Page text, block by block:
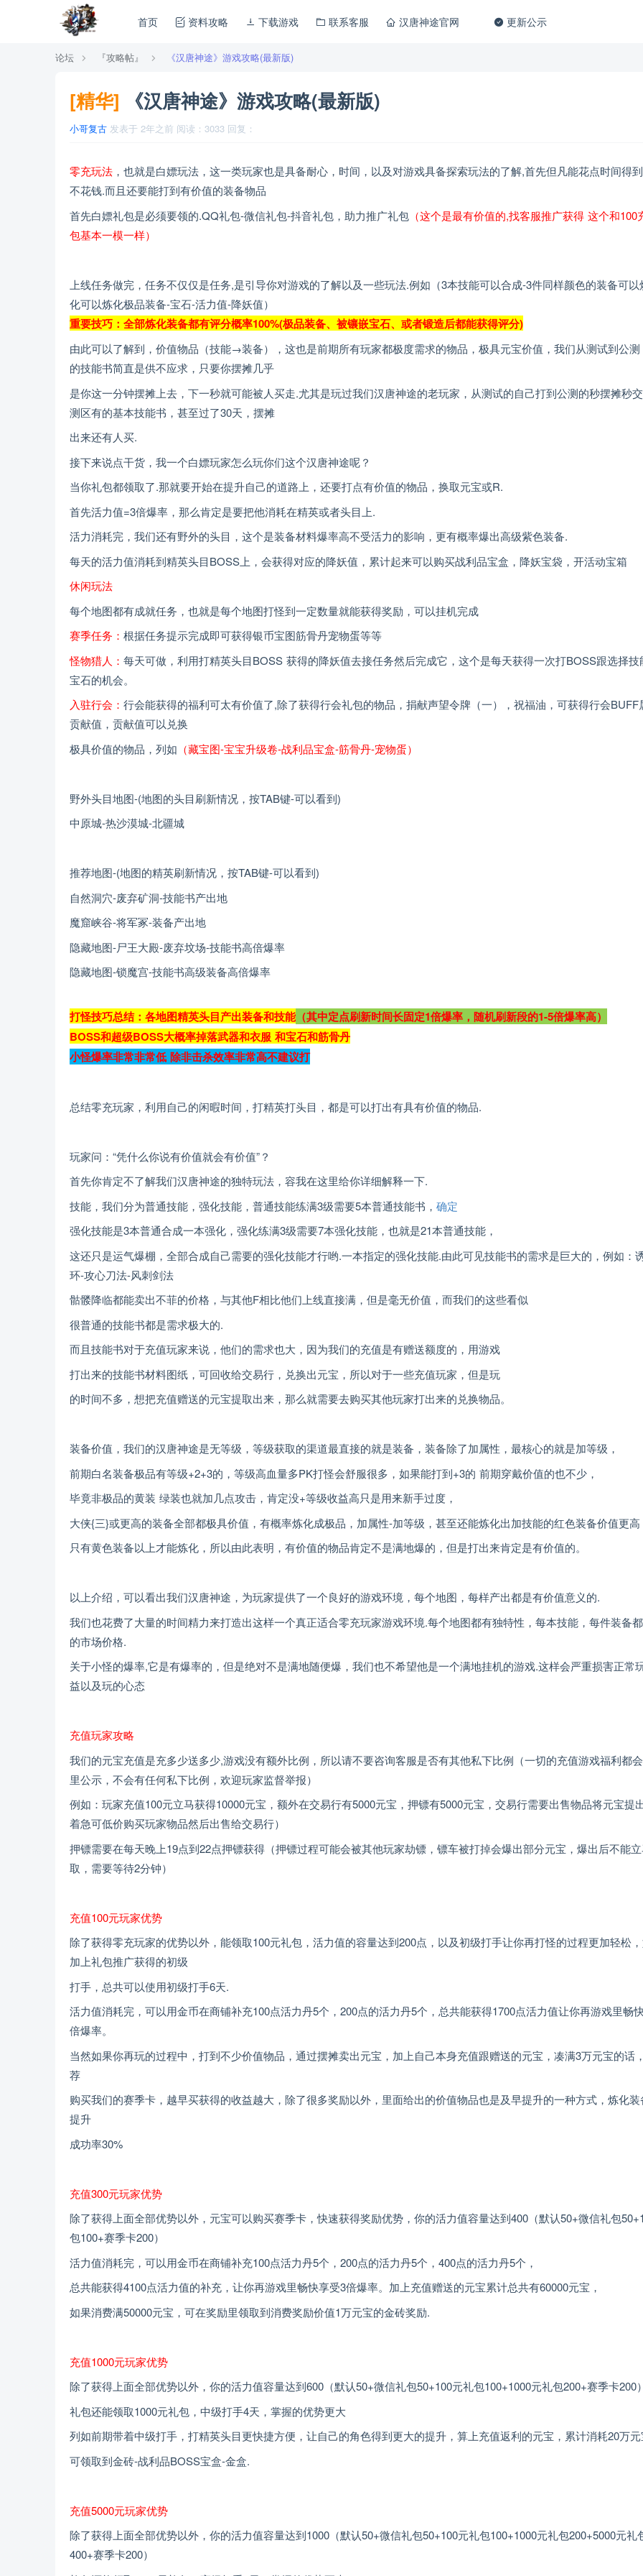
首页 资料攻略 下载游戏 联系客服 汉唐神途官网 更新公示
论坛 『攻略帖』 《汉唐神途》游戏攻略(最新版)
[精华] 《汉唐神途》游戏攻略(最新版)
小哥复古 发表于 2年之前 阅读： 3033 回复：
零充玩法 ，也就是白嫖玩法，这一类玩家也是具备耐心，时间，以及对游戏具备探索玩法的了解,首先但凡能花点时间得
不花钱.而且还要能打到有价值的装备物品
首先白嫖礼包是必须要领的.QQ礼包-微信礼包-抖音礼包，助力推广礼包 （这个是最有价值的,找客服推广获得 这个和100
包基本一模一样）
上线任务做完，任务不仅仅是任务,是引导你对游戏的了解以及一些玩法.例如（3本技能可以合成-3件同样颜色的装备可以
化可以炼化极品装备-宝石-活力值-降妖值）
重要技巧：全部炼化装备都有评分概率100%(极品装备、被镶嵌宝石、或者锻造后都能获得评分)
由此可以了解到，价值物品（技能→装备），这也是前期所有玩家都极度需求的物品，极具元宝价值，我们从测试到公
的技能书简直是供不应求，只要你摆摊几乎
是你这一分钟摆摊上去，下一秒就可能被人买走.尤其是玩过我们汉唐神途的老玩家，从测试的自己打到公测的秒摆摊秒
测区有的基本技能书，甚至过了30天，摆摊
出来还有人买.
接下来说点干货，我一个白嫖玩家怎么玩你们这个汉唐神途呢？
当你礼包都领取了.那就要开始在提升自己的道路上，还要打点有价值的物品，换取元宝或R.
首先活力值=3倍爆率，那么肯定是要把他消耗在精英或者头目上.
活力消耗完，我们还有野外的头目，这个是装备材料爆率高不受活力的影响，更有概率爆出高级紫色装备.
每天的活力值消耗到精英头目BOSS上，会获得对应的降妖值，累计起来可以购买战利品宝盒，降妖宝袋，开活动宝箱
休闲玩法
每个地图都有成就任务，也就是每个地图打怪到一定数量就能获得奖励，可以挂机完成
赛季任务： 根据任务提示完成即可获得银币宝图筋骨丹宠物蛋等等
怪物猎人： 每天可做，利用打精英头目BOSS 获得的降妖值去接任务然后完成它，这个是每天获得一次打BOSS跟选择技
宝石的机会。
入驻行会： 行会能获得的福利可太有价值了,除了获得行会礼包的物品，捐献声望令牌（一），祝福油，可获得行会BUFF
贡献值，贡献值可以兑换
极具价值的物品，列如 （藏宝图-宝宝升级卷-战利品宝盒-筋骨丹-宠物蛋）
野外头目地图-(地图的头目刷新情况，按TAB键-可以看到)
中原城-热沙漠城-北疆城
推荐地图-(地图的精英刷新情况，按TAB键-可以看到)
自然洞穴-废弃矿洞-技能书产出地
魔窟峡谷-将军冢-装备产出地
隐藏地图-尸王大殿-废弃坟场-技能书高倍爆率
隐藏地图-锁魔宫-技能书高级装备高倍爆率
打怪技巧总结：各地图精英头目产出装备和技能 （其中定点刷新时间长固定1倍爆率，随机刷新段的1-5倍爆率高）
BOSS和超级BOSS大概率掉落武器和衣服 和宝石和筋骨丹
小怪爆率非常非常低 除非击杀效率非常高不建议打
总结零充玩家，利用自己的闲暇时间，打精英打头目，都是可以打出有具有价值的物品.
玩家问：“凭什么你说有价值就会有价值”？
首先你肯定不了解我们汉唐神途的独特玩法，容我在这里给你详细解释一下.
技能，我们分为普通技能，强化技能，普通技能练满3级需要5本普通技能书， 确定
强化技能是3本普通合成一本强化，强化练满3级需要7本强化技能，也就是21本普通技能，
这还只是运气爆棚，全部合成自己需要的强化技能才行哟.一本指定的强化技能.由此可见技能书的需求是巨大的，例如：
环-攻心刀法-风刺剑法
骷髅降临都能卖出不菲的价格，与其他F相比他们上线直接满，但是毫无价值，而我们的这些看似
很普通的技能书都是需求极大的.
而且技能书对于充值玩家来说，他们的需求也大，因为我们的充值是有赠送额度的，用游戏
打出来的技能书材料图纸，可回收给交易行，兑换出元宝，所以对于一些充值玩家，但是玩
的时间不多，想把充值赠送的元宝提取出来，那么就需要去购买其他玩家打出来的兑换物品。
装备价值，我们的汉唐神途是无等级，等级获取的渠道最直接的就是装备，装备除了加属性，最核心的就是加等级，
前期白名装备极品有等级+2+3的，等级高血量多PK打怪会舒服很多，如果能打到+3的 前期穿戴价值的也不少，
毕竟非极品的黄装 绿装也就加几点攻击，肯定没+等级收益高只是用来新手过度，
大侠{三}或更高的装备全部都极具价值，有概率炼化成极品，加属性-加等级，甚至还能炼化出加技能的红色装备价值更高
只有黄色装备以上才能炼化，所以由此表明，有价值的物品肯定不是满地爆的，但是打出来肯定是有价值的。
以上介绍，可以看出我们汉唐神途，为玩家提供了一个良好的游戏环境，每个地图，每样产出都是有价值意义的.
我们也花费了大量的时间精力来打造出这样一个真正适合零充玩家游戏环境.每个地图都有独特性，每本技能，每件装备
的市场价格.
关于小怪的爆率,它是有爆率的，但是绝对不是满地随便爆，我们也不希望他是一个满地挂机的游戏.这样会严重损害正常
益以及玩的心态
充值玩家攻略
我们的元宝充值是充多少送多少,游戏没有额外比例，所以请不要咨询客服是否有其他私下比例（一切的充值游戏福利都
里公示，不会有任何私下比例，欢迎玩家监督举报）
例如：玩家充值100元立马获得10000元宝，额外在交易行有5000元宝，押镖有5000元宝，交易行需要出售物品将元宝提
着急可低价购买玩家物品然后出售给交易行）
押镖需要在每天晚上19点到22点押镖获得（押镖过程可能会被其他玩家劫镖，镖车被打掉会爆出部分元宝，爆出后不能
取，需要等待2分钟）
充值100元玩家优势
除了获得零充玩家的优势以外，能领取100元礼包，活力值的容量达到200点，以及初级打手让你再打怪的过程更加轻松
加上礼包推广获得的初级
打手，总共可以使用初级打手6天.
活力值消耗完，可以用金币在商铺补充100点活力丹5个，200点的活力丹5个，总共能获得1700点活力值让你再游戏里畅
倍爆率。
当然如果你再玩的过程中，打到不少价值物品，通过摆摊卖出元宝，加上自己本身充值跟赠送的元宝，凑满3万元宝的话
荐
购买我们的赛季卡，越早买获得的收益越大，除了很多奖励以外，里面给出的价值物品也是及早提升的一种方式，炼化
提升
成功率30%
充值300元玩家优势
除了获得上面全部优势以外，元宝可以购买赛季卡，快速获得奖励优势，你的活力值容量达到400（默认50+微信礼包
包100+赛季卡200）
活力值消耗完，可以用金币在商铺补充100点活力丹5个，200点的活力丹5个，400点的活力丹5个，
总共能获得4100点活力值的补充，让你再游戏里畅快享受3倍爆率。加上充值赠送的元宝累计总共有60000元宝，
如果消费满50000元宝，可在奖励里领取到消费奖励价值1万元宝的金砖奖励.
充值1000元玩家优势
除了获得上面全部优势以外，你的活力值容量达到600（默认50+微信礼包50+100元礼包100+1000元礼包200+赛季卡200
礼包还能领取1000元礼包，中级打手4天，掌握的优势更大
列如前期带着中级打手，打精英头目更快捷方便，让自己的角色得到更大的提升，算上充值返利的元宝，累计消耗20万
可领取到金砖-战利品BOSS宝盒-金盒.
充值5000元玩家优势
除了获得上面全部优势以外，你的活力值容量达到1000（默认50+微信礼包50+100元礼包100+1000元礼包200+5000元礼
400+赛季卡200）